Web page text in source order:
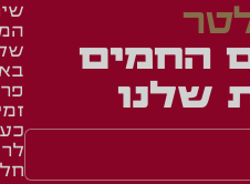
החמים
שלנו